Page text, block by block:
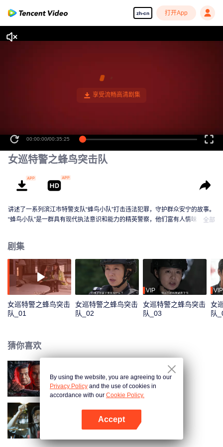
zh-cn 打开App
00:00:00/00:35:25
女巡特警之蜂鸟突击队
讲述了一系列滨江市特警支队“蜂鸟小队”打击违法犯罪，守护群众安宁的故事。
“蜂鸟小队”是一群具有现代执法意识和能力的精英警察，他们富有人情味，充满
全部
剧集
女巡特警之蜂鸟突击
队_01
女巡特警之蜂鸟突击
队_02
VIP
女巡特警之蜂鸟突击
队_03
VIP
女
队
猜你喜欢
我是卧底
By using the website, you are agreeing to our
Privacy Policy and the use of cookies in
accordance with our Cookie Policy.
Accept